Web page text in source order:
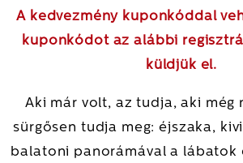
A kedvezmény kuponkóddal
kuponkódot az alábbi
küldjük el.
Aki már volt, az tudja, aki még
sürgősen tudja meg: éjszaka,
balatoni panorámával a